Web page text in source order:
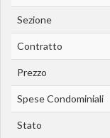
Sezione
Contratto
Prezzo
Spese Condominiali
Stato